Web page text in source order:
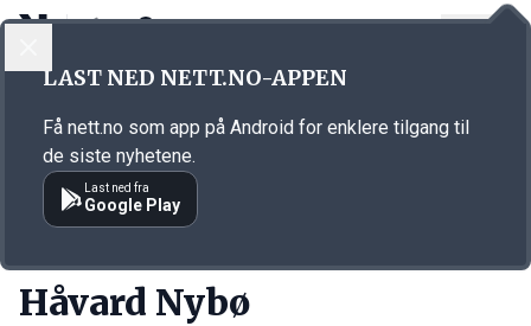
Annonsørinnhold
Håvard Nybø
LAST NED NETT.NO-APPEN
Få nett.no som app på Android for enklere tilgang til
de siste nyhetene.
Last ned fra
Google Play